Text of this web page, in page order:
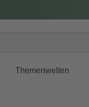
Themenwelten